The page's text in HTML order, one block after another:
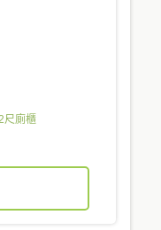
尺廁櫃